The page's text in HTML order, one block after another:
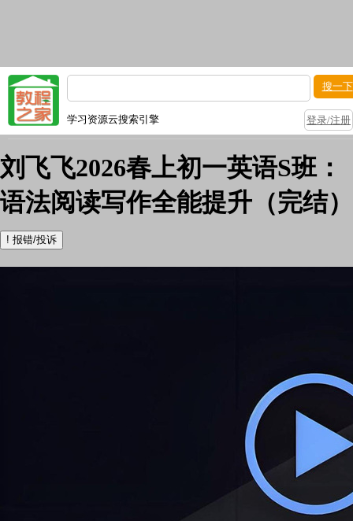
搜一下
学习资源云搜索引擎 登录/注册
刘飞飞2026春上初一英语S班：
语法阅读写作全能提升（完结）
! 报错/投诉